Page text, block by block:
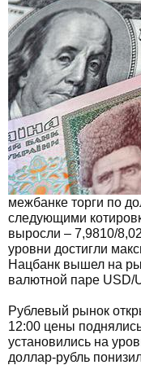
межбанке торги по
следующими
выросли – 7,9810/
уровни достигли
Нацбанк вышел на
валютной паре USD/
Рублевый рынок
12:00 цены
установились на
доллар-рубль